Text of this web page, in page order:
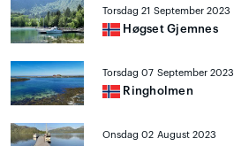
Torsdag 21 September 2023
Høgset Gjemnes
Torsdag 07 September 2023
Ringholmen
Onsdag 02 August 2023